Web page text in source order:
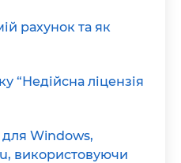
рахунок та як
“Недійсна ліцензія
Windows,
використовуючи